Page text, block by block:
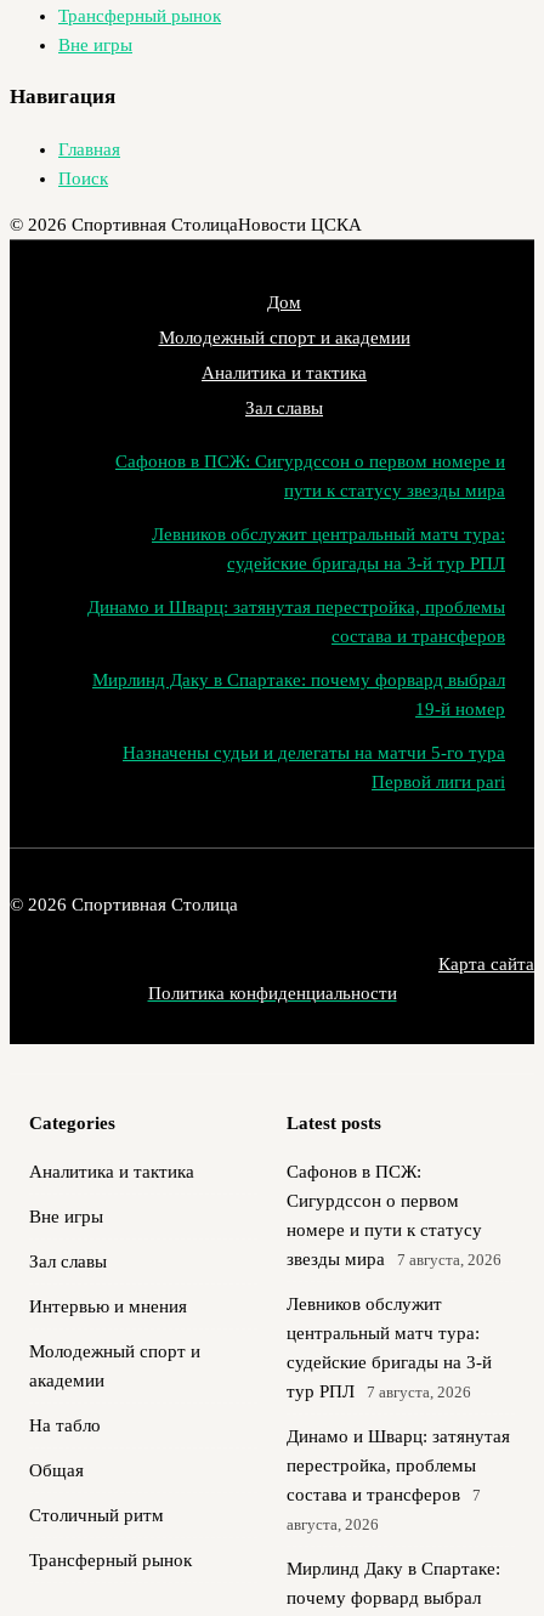
Трансферный рынок
Вне игры
Навигация
Главная
Поиск
© 2026 Спортивная СтолицаНовости ЦСКА
Дом
Молодежный спорт и академии
Аналитика и тактика
Зал славы
Сафонов в ПСЖ: Сигурдссон о первом номере и
пути к статусу звезды мира
Левников обслужит центральный матч тура:
судейские бригады на 3‑й тур РПЛ
Динамо и Шварц: затянутая перестройка, проблемы
состава и трансферов
Мирлинд Даку в Спартаке: почему форвард выбрал
19‑й номер
Назначены судьи и делегаты на матчи 5-го тура
Первой лиги pari
© 2026 Спортивная Столица
Карта сайта
Политика конфиденциальности
Categories
Аналитика и тактика
Вне игры
Зал славы
Интервью и мнения
Молодежный спорт и
академии
На табло
Общая
Столичный ритм
Трансферный рынок
Latest posts
Сафонов в ПСЖ:
Сигурдссон о первом
номере и пути к статусу
звезды мира
7 августа, 2026
Левников обслужит
центральный матч тура:
судейские бригады на 3‑й
тур РПЛ
7 августа, 2026
Динамо и Шварц: затянутая
перестройка, проблемы
состава и трансферов
7
августа, 2026
Мирлинд Даку в Спартаке:
почему форвард выбрал